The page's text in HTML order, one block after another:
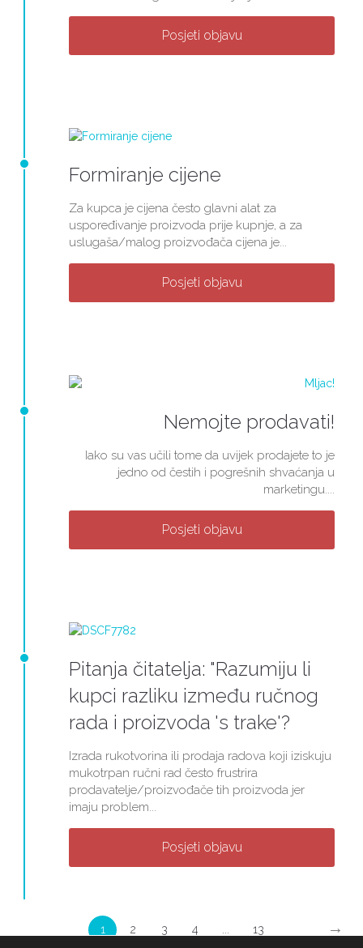
Posjeti objavu
Formiranje cijene
Za kupca je cijena često glavni alat za
uspoređivanje proizvoda prije kupnje, a za
uslugaša/malog proizvođača cijena je...
Posjeti objavu
Nemojte prodavati!
Iako su vas učili tome da uvijek prodajete to je
jedno od čestih i pogrešnih shvaćanja u
marketingu....
Posjeti objavu
Pitanja čitatelja: "Razumiju li
kupci razliku između ručnog
rada i proizvoda 's trake'?
Izrada rukotvorina ili prodaja radova koji iziskuju
mukotrpan ručni rad često frustrira
prodavatelje/proizvođače tih proizvoda jer
imaju problem...
Posjeti objavu
1 2 3 4 13 →